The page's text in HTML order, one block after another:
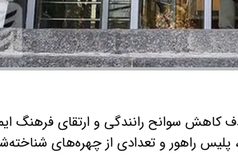
کاهش سوانح رانندگی و ارتقای فرهنگ
راهور و تعدادی از چهره‌های